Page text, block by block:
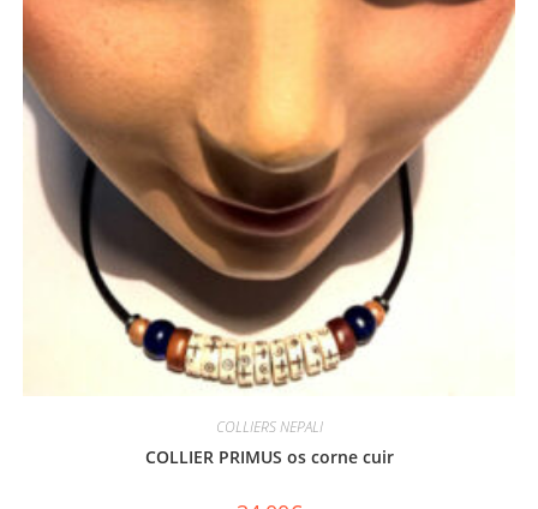
COLLIERS NEPALI
COLLIER PRIMUS os corne cuir